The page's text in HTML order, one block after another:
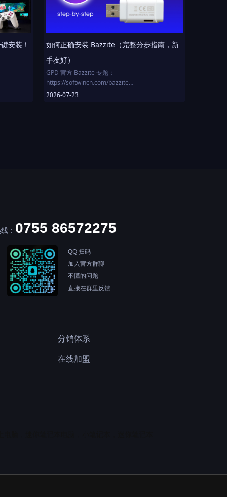
SSD
0:51 《怪物猎人：荒野》
4:13 《死亡搁浅》
9:13 外观细节
10:37 电池堪称神来之笔！
13:58 规格详解
17:42 外接显示器测试
19:04 续航实测
20:38 总结陈词
安装！
如何正确安装 Bazzite（完整分步指南，新
手友好）
GPD 官方 Bazzite 专题：
https://softwincn.com/bazzite
13:35 第 5a 步 —— 关于"重新定基
（Rebasing）"的补充说明（可选）
动）
19:25 告诉我你是否安装成功
2026-07-23
分销体系
在线加盟
： 0755 86572275
QQ 扫码
加入官方群聊
不懂的问题
直接在群里反馈